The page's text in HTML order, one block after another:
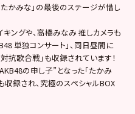
かみな」の最後のステージが惜し
ングや、高橋みなみ 推しカメラも
単独コンサート」、同日昼間に
抗歌合戦」も収録されています！
の申し子”となった「たかみ
録され、究極のスペシャルBOX